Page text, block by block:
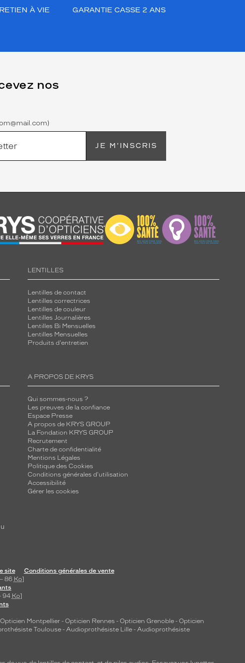
À VIE GARANTIE CASSE 2 ANS
nos
JE M'INSCRIS
LENTILLES
Lentilles de contact
Lentilles correctrices
Lentilles de couleur
Lentilles Journalières
Lentilles Bi Mensuelles
Lentilles Mensuelles
Produits d'entretien
A PROPOS DE KRYS
Qui sommes-nous ?
Les preuves de la confiance
Espace Presse
A propos de KRYS GROUP
La Fondation KRYS GROUP
Recrutement
Charte de confidentialité
Mentions Légales
Politique des Cookies
Conditions générales d'utilisation
Accessibilité
Gérer les cookies
site
Conditions générales de vente
86 Ko]
94 Ko]
Opticien Montpellier - Opticien Rennes - Opticien Grenoble - Opticien
Toulouse - Audioprothésiste Lille - Audioprothésiste